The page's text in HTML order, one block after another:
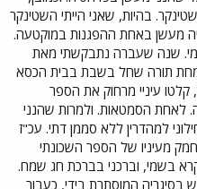
בהיות, שאני הייתי השטינקר
מעשן באחת ההפגנות במוקטעה.
שנה שעברה נתבקשתי מאת
תורה שחל בשבת בבית הכסא
עיניי מרחוק את הספר
לאחת הסמטאות. ולמרות שהנני
למהדרין ללא סממן דתי. עכ"ז
מעיניו של הספר השכונתי
מגיל 0. הלה קרא בשמי, וברכני בברכת חג שמח.
בסיגריה המוסתרת בידי, כעבור